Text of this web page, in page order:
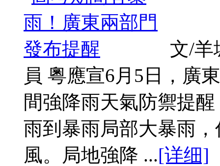
文/羊
員 粵應宣6月5日，廣
間強降雨天氣防禦提
雨到暴雨局部大暴雨
風。局地強降 ...[详细]